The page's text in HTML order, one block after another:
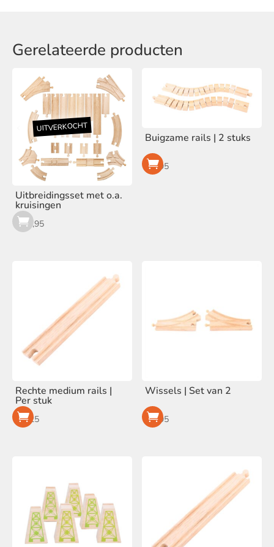
Gerelateerde producten
Uitbreidingsset met o.a.
kruisingen
€24,95
Buigzame rails | 2 stuks
€9,95
Rechte medium rails |
Per stuk
€1,25
Wissels | Set van 2
€4,95